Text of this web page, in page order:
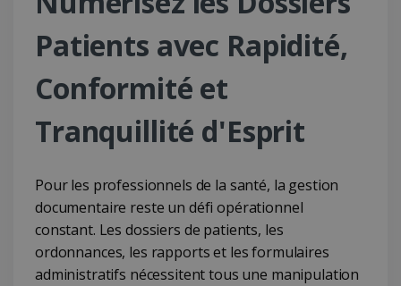
Patients avec Rapidité,
Conformité et
Tranquillité d'Esprit
Pour les professionnels de la santé, la gestion
documentaire reste un défi opérationnel
constant. Les dossiers de patients, les
ordonnances, les rapports et les formulaires
administratifs nécessitent tous une manipulation